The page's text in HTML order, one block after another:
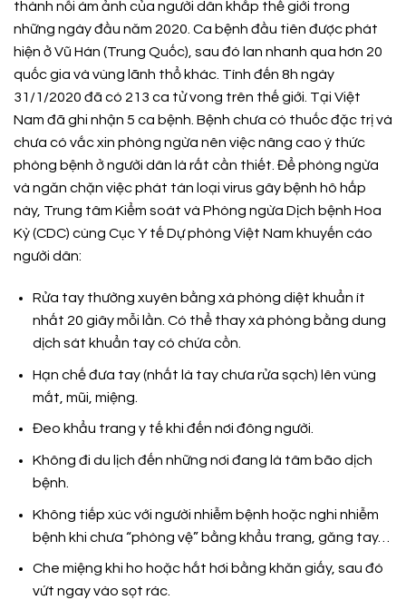
thành nỗi ám ảnh của người dân khắp thế giới trong
những ngày đầu năm 2020. Ca bệnh đầu tiên được phát
hiện ở Vũ Hán (Trung Quốc), sau đó lan nhanh qua hơn 20
quốc gia và vùng lãnh thổ khác. Tính đến 8h ngày
31/1/2020 đã có 213 ca tử vong trên thế giới. Tại Việt
Nam đã ghi nhận 5 ca bệnh. Bệnh chưa có thuốc đặc trị và
chưa có vắc xin phòng ngừa nên việc nâng cao ý thức
phòng bệnh ở người dân là rất cần thiết. Để phòng ngừa
và ngăn chặn việc phát tán loại virus gây bệnh hô hấp
này, Trung tâm Kiểm soát và Phòng ngừa Dịch bệnh Hoa
Kỳ (CDC) cùng Cục Y tế Dự phòng Việt Nam khuyến cáo
người dân:
Rửa tay thường xuyên bằng xà phòng diệt khuẩn ít
nhất 20 giây mỗi lần. Có thể thay xà phòng bằng dung
dịch sát khuẩn tay có chứa cồn.
Hạn chế đưa tay (nhất là tay chưa rửa sạch) lên vùng
mắt, mũi, miệng.
Đeo khẩu trang y tế khi đến nơi đông người.
Không đi du lịch đến những nơi đang là tâm bão dịch
bệnh.
Không tiếp xúc với người nhiễm bệnh hoặc nghi nhiễm
bệnh khi chưa “phòng vệ” bằng khẩu trang, găng tay…
Che miệng khi ho hoặc hắt hơi bằng khăn giấy, sau đó
vứt ngay vào sọt rác.